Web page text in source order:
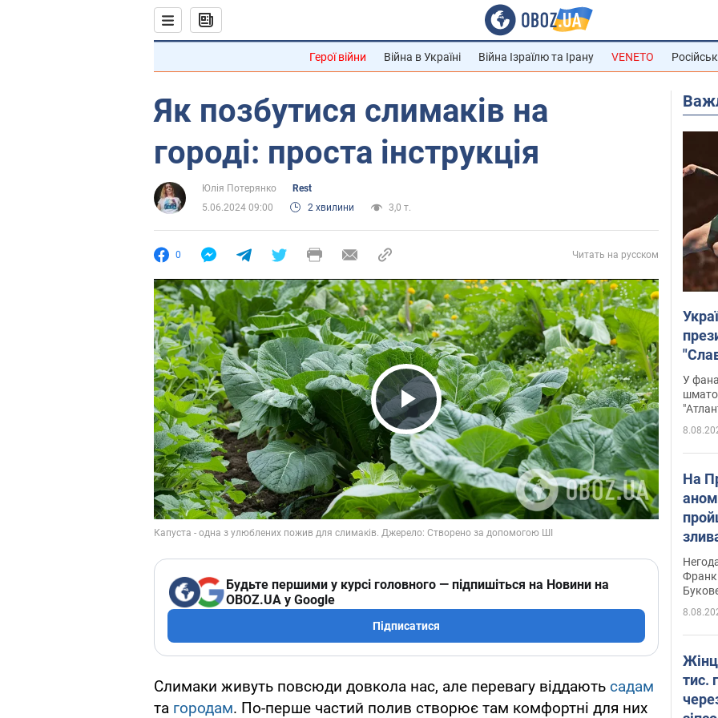
Герої війни Війна в Україні Війна Ізраїлю та Ірану VENETO
Як позбутися слимаків на
городі: проста інструкція
Юлія Потерянко
Rest
5.06.2024 09:00
2 хвилини 3,0 т.
0 Читать на русском
Play Video
Будьте першими у курсі головного — підпишіться на Новини на
OBOZ.UA у Google
Підписатися
Слимаки живуть повсюди довкола нас, але перевагу віддають садам
та городам. По-перше частий полив створює там комфортні для них
У
На
тис.